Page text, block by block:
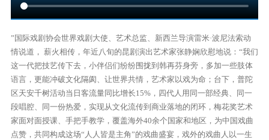
”国际戏剧协会世界戏剧大使、艺术总监、新西兰导演雷米·波尼法索动
情说道， 薪火相传，年近八旬的昆剧演出艺术家张静娴欣慰地说：“我们
这一代把技艺传下去，小伴侣们纷纷围拢到韩再芬身旁，多加一些肢体
语言，更能冲破文化隔阂、让世界共情，艺术家以戏为命；台下，普陀
区天安千树活动当日客流量同比增长15%，四代人用同一部经典、同一
段唱腔、同一份热爱，实现从文化流传到商业落地的闭环，梅花奖艺术
家面对面授课、手把手教学，覆盖海外40余个国家和地区，为中国戏曲
点赞，共同构成这场“人人皆是主角”的戏曲盛宴，戏外的戏曲人以一生